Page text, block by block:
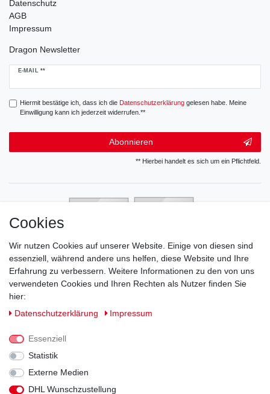
Datenschutz
AGB
Impressum
Dragon Newsletter
E-MAIL **
Newsletter
Hiermit bestätige ich, dass ich die Daten­schutz­erklärunggelesen habe. Meine
Einwilligung kann ich jederzeit widerrufen.**
Abonnieren
** Hierbei handelt es sich um ein Pflichtfeld.
Cookies
Wir nutzen Cookies auf unserer Website. Einige von diesen sind
essenziell, während andere uns helfen, diese Website und Ihre
Erfahrung zu verbessern. Weitere Informationen zu den von uns
verwendeten Cookies und Ihren Rechten als Nutzer finden Sie
hier:
Daten­schutz­erklärung
Impressum
Essenziell
Statistik
Externe Medien
DHL Wunschzustellung